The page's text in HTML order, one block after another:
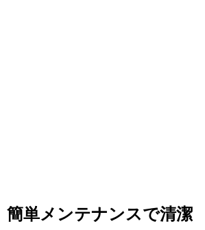
簡単メンテナンスで清潔